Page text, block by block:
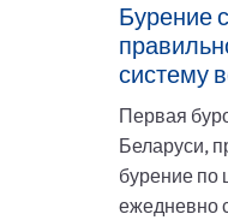
Бурение
систему
Первая
Беларуси,
бурение по
ежедневно